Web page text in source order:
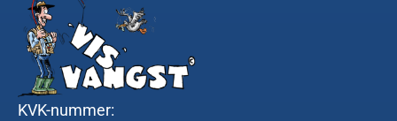
KVK-nummer: